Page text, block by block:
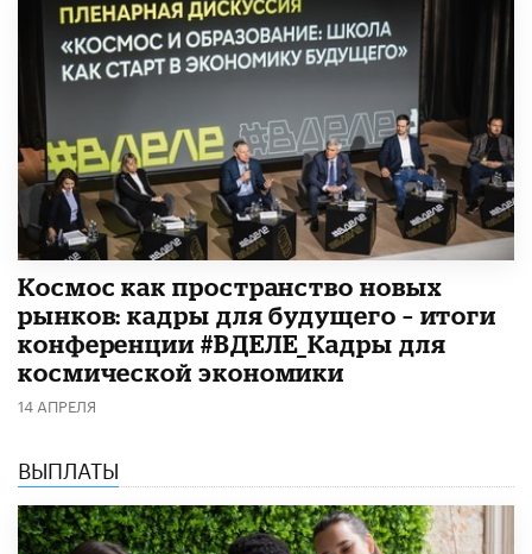
Космос как пространство новых
рынков: кадры для будущего – итоги
конференции #ВДЕЛЕ_Кадры для
космической экономики
14 АПРЕЛЯ
ВЫПЛАТЫ